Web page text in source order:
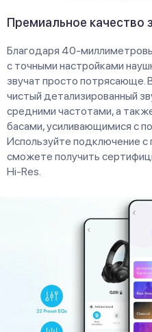
Премиальное качество
Благодаря 40-
с точными настройками
звучат просто потрясающе.
чистый детализированный
средними частотами, а
басами, усиливающимися с
Используйте подключение
сможете получить
Hi-Res.